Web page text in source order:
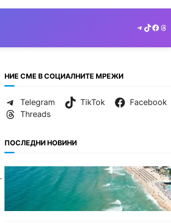
Telegram
TikTok
НИЕ СМЕ В СОЦИАЛНИТЕ МРЕЖИ
Telegram TikTok
Facebook
Threads
ПОСЛЕДНИ НОВИНИ
ИКОНОМИКА
Интерактивна карта показва
всички водни бази по
Черноморието